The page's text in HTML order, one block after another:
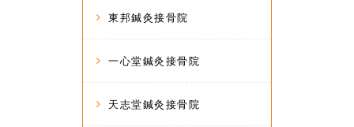
東邦鍼灸接骨院
一心堂鍼灸接骨院
天志堂鍼灸接骨院